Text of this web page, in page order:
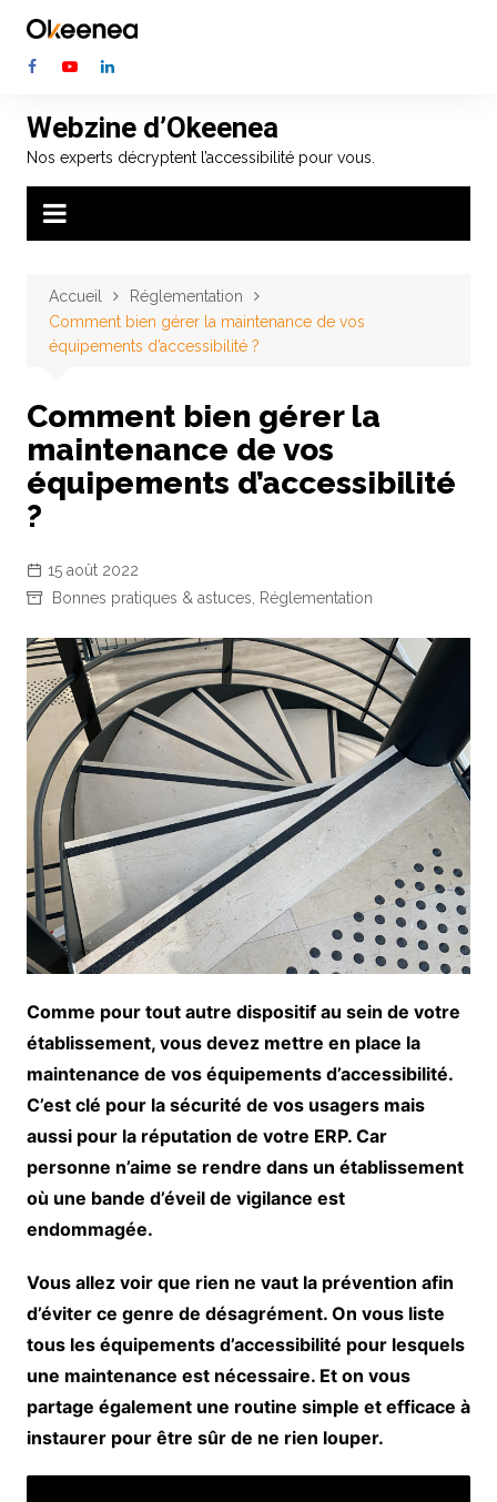
contenu
Webzine d’Okeenea
Nos experts décryptent l’accessibilité pour vous.
Accueil
Réglementation
Comment bien gérer la maintenance de vos
équipements d’accessibilité ?
Comment bien gérer la
maintenance de vos
équipements d’accessibilité
?
15 août 2022
Bonnes pratiques & astuces
Réglementation
Comme pour tout autre dispositif au sein de votre
établissement, vous devez mettre en place la
maintenance de vos équipements d’accessibilité.
C’est clé pour la sécurité de vos usagers mais
aussi pour la réputation de votre ERP. Car
personne n’aime se rendre dans un établissement
où une bande d’éveil de vigilance est
endommagée.
Vous allez voir que rien ne vaut la prévention afin
d’éviter ce genre de désagrément. On vous liste
tous les équipements d’accessibilité pour lesquels
une maintenance est nécessaire. Et on vous
partage également une routine simple et efficace à
instaurer pour être sûr de ne rien louper.